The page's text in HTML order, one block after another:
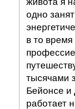
одно
в то
тысячами
Бейонсе
работает